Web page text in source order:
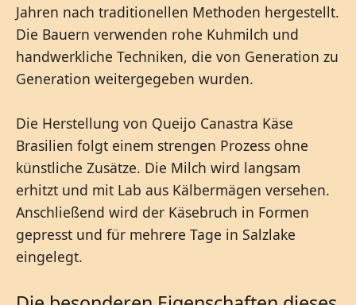
Jahren nach traditionellen Methoden hergestellt.
Die Bauern verwenden rohe Kuhmilch und
handwerkliche Techniken, die von Generation zu
Generation weitergegeben wurden.
Die Herstellung von Queijo Canastra Käse
Brasilien folgt einem strengen Prozess ohne
künstliche Zusätze. Die Milch wird langsam
erhitzt und mit Lab aus Kälbermägen versehen.
Anschließend wird der Käsebruch in Formen
gepresst und für mehrere Tage in Salzlake
eingelegt.